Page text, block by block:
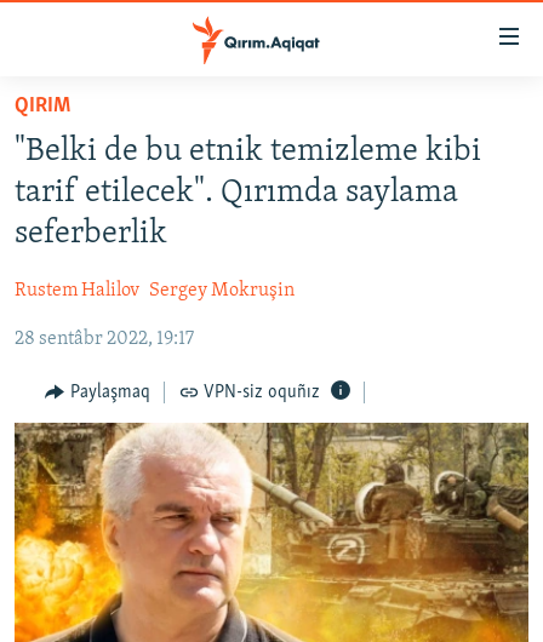
Esas
qaytmaq
Baş
navigatsiyağa
qaytmaq
Qıdıruvğa
HABERLER
SİYASET
İQTİSADİYAT
MEDENİYET
İNSAN AQLARI
VİDEO
SÜRET
BLOGLAR
FİKİR
Русский
Українською
QIRIM
"Belki de bu etnik temizleme kibi
tarif etilecek". Qırımda saylama
seferberlik
Rustem Halilov Sergey Mokruşin
28 sentâbr 2022, 19:17
Paylaşmaq VPN-siz oquñız